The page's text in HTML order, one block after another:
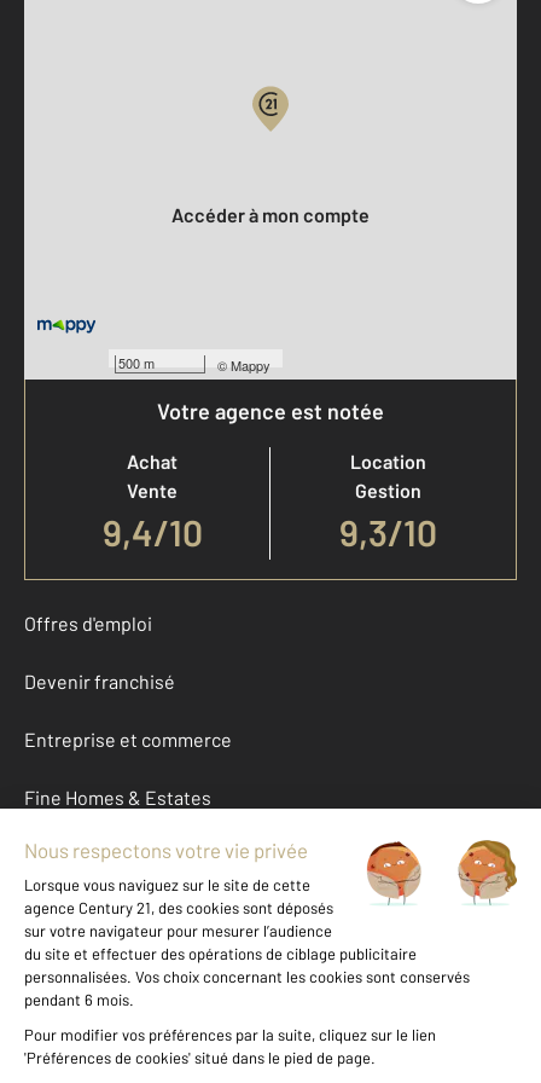
500 m ©Mappy
Accéder à mon compte
Votre agence est notée
Achat
Vente
9,4/10
Location
Gestion
9,3/10
Offres d'emploi
Devenir franchisé
Entreprise et commerce
Fine Homes & Estates
À propos
International
Nous contacter